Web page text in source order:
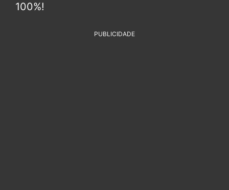
100%!
PUBLICIDADE